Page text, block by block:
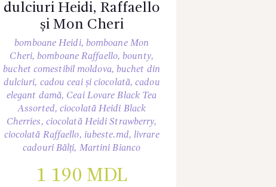
dulciuri Heidi, Raffaello
și Mon Cheri
bomboane Heidi, bomboane Mon
Cheri, bomboane Raffaello, bounty,
buchet comestibil moldova, buchet din
dulciuri, cadou ceai și ciocolată,cadou
elegant damă, Ceai Lovare Black Tea
Assorted,ciocolată Heidi Black
Cherries, ciocolată Heidi Strawberry,
ciocolată Raffaello, iubeste.md, livrare
cadouri Bălți, Martini Bianco
1 190 MDL